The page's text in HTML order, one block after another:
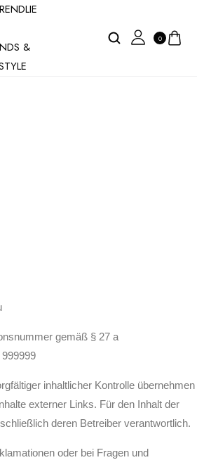
0
gemäß § 27 a
inhaltlicher Kontrolle übernehmen
externer Links. Für den Inhalt der
deren Betreiber verantwortlich.
oder bei Fragen und